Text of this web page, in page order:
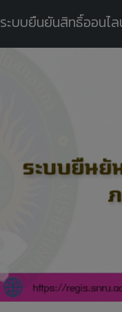
ระบบยืนยันสิทธิ์ออนไ